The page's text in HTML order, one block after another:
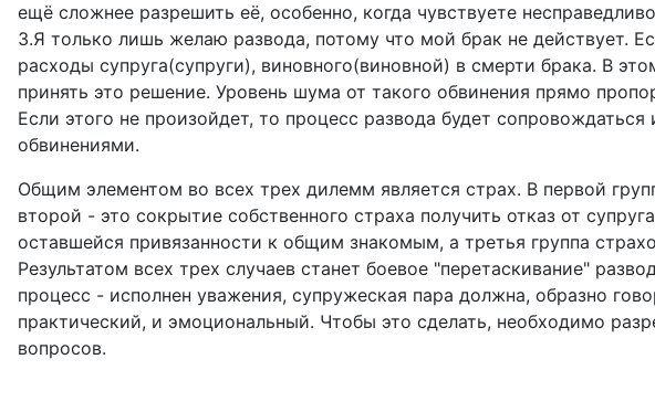
ещё сложнее разрешить её, особенно, когда чувствуете
3.Я только лишь желаю развода, потому что мой брак не действует.
расходы супруга(супруги), виновного(виновной) в смерти брака. В
принять это решение. Уровень шума от такого обвинения прямо
Если этого не произойдет, то процесс развода будет
обвинениями.
Общим элементом во всех трех дилемм является страх. В первой
второй - это сокрытие собственного страха получить отказ от
оставшейся привязанности к общим знакомым, а третья группа
Результатом всех трех случаев станет боевое "перетаскивание"
процесс - исполнен уважения, супружеская пара должна, образно
практический, и эмоциональный. Чтобы это сделать, необходимо
вопросов.